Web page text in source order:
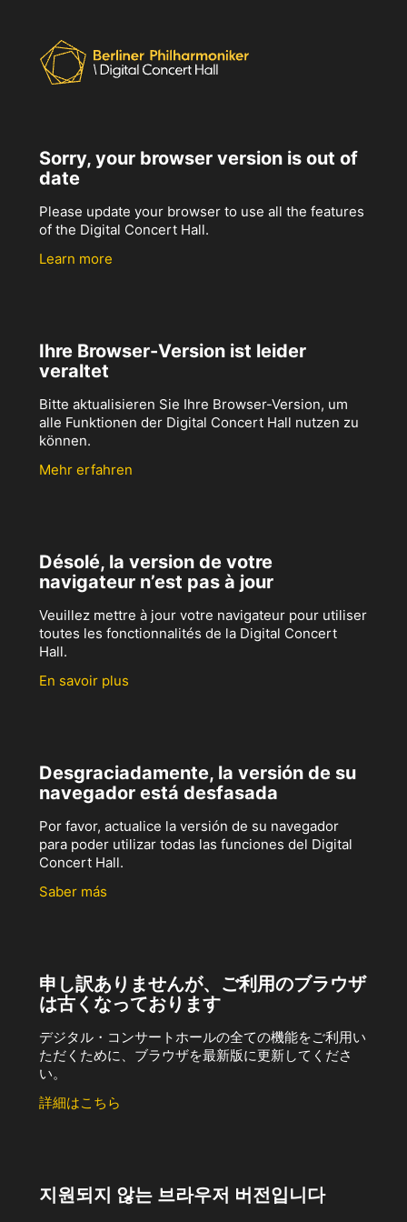
Sorry, your browser version is out of
date
Please update your browser to use all the features
of the Digital Concert Hall.
Learn more
Ihre Browser-Version ist leider
veraltet
Bitte aktualisieren Sie Ihre Browser-Version, um
alle Funktionen der Digital Concert Hall nutzen zu
können.
Mehr erfahren
Désolé, la version de votre
navigateur n’est pas à jour
Veuillez mettre à jour votre navigateur pour utiliser
toutes les fonctionnalités de la Digital Concert
Hall.
En savoir plus
Desgraciadamente, la versión de su
navegador está desfasada
Por favor, actualice la versión de su navegador
para poder utilizar todas las funciones del Digital
Concert Hall.
Saber más
申し訳ありませんが、ご利用のブラウザ
は古くなっております
デジタル・コンサートホールの全ての機能をご利用い
ただくために、ブラウザを最新版に更新してくださ
い。
詳細はこちら
지원되지 않는 브라우저 버전입니다